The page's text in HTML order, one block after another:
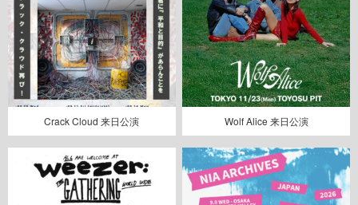
Crack Cloud 来日公演 Wolf Alice 来日公演